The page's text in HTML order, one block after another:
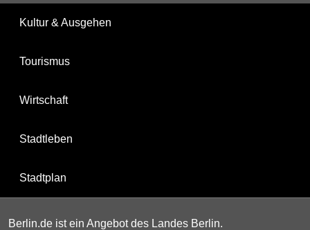
Kultur & Ausgehen
Tourismus
Wirtschaft
Stadtleben
Stadtplan
Berlin.de ist ein Angebot des Landes Berlin.